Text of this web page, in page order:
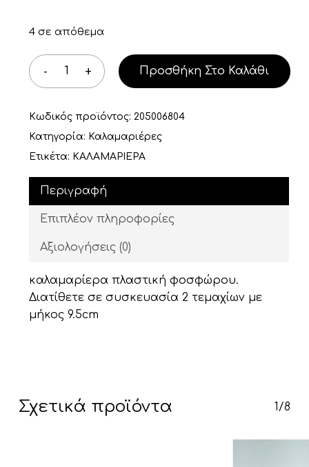
Go To Shop
4 σε απόθεμα
Προσθήκη Στο Καλάθι
Κωδικός προϊόντος: 205006804
Κατηγορία: Καλαμαριέρες
Ετικέτα: ΚΑΛΑΜΑΡΙΕΡΑ
Περιγραφή
Επιπλέον πληροφορίες
Αξιολογήσεις (0)
καλαμαρίερα πλαστική φοσφώρου.
Διατίθετε σε συσκευασία 2 τεμαχίων με
μήκος 9.5cm
Σχετικά προϊόντα 1/8